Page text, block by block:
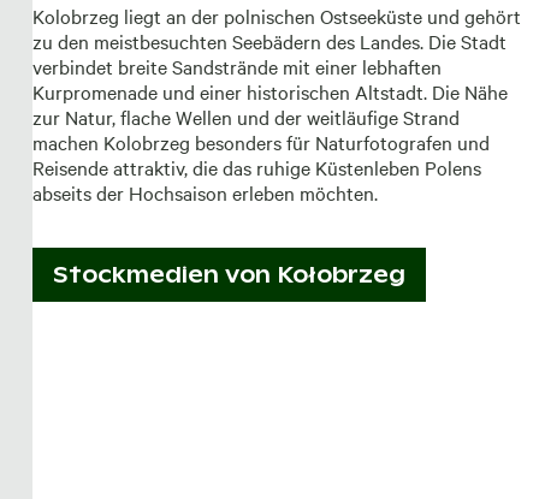
Kolobrzeg liegt an der polnischen Ostseeküste und gehört
zu den meistbesuchten Seebädern des Landes. Die Stadt
verbindet breite Sandstrände mit einer lebhaften
Kurpromenade und einer historischen Altstadt. Die Nähe
zur Natur, flache Wellen und der weitläufige Strand
machen Kolobrzeg besonders für Naturfotografen und
Reisende attraktiv, die das ruhige Küstenleben Polens
abseits der Hochsaison erleben möchten.
Stockmedien von Kołobrzeg